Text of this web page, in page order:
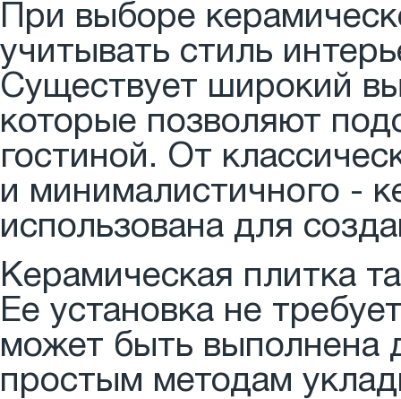
При выборе
учитывать стиль
Существует широкий
которые позволяют
гостиной. От
и минималистичного -
использована для
Керамическая плитка
Ее установка не
может быть выполнена
простым методам